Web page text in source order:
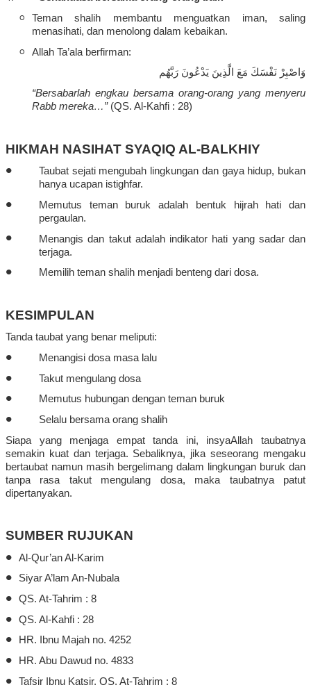
◦ Temanshalih membantu menguatkan iman,saling
menasihati, dan menolong dalam kebaikan.
◦ Allah Ta’ala berfirman:
وَاصْبِرْ نَفْسَكَ مَعَ الَّذِينَ يَدْعُونَ رَبَّهُم
“Bersabarlah engkau bersamaorang-orang yangmenyeru
Rabb mereka…” (QS. Al-Kahfi: 28)
HIKMAH NASIHAT SYAQIQ AL-BALKHIY
• Taubat sejati mengubah lingkungan dan gaya hidup, bukan
hanya ucapan istighfar.
• Memutus teman buruk adalah bentuk hijrah hati dan
pergaulan.
• Menangis dan takut adalah indikator hati yang sadardan
terjaga.
• Memilih teman shalih menjadi benteng dari dosa.
KESIMPULAN
Tandataubat yang benar meliputi:
• Menangisi dosa masa lalu
• Takut mengulang dosa
• Memutus hubungan dengan teman buruk
• Selalu bersama orang shalih
Siapa yang menjaga empat tanda ini, insyaAllah
taubatnya
semakin kuatdan terjaga. Sebaliknya, jika seseorang mengaku
bertaubat namun masih bergelimang dalam lingkungan buruk dan
tanpa rasa takut mengulang dosa, maka taubatnya
patut
dipertanyakan.
SUMBER RUJUKAN
• Al-Qur’an Al-Karim
• SiyarA’lam An-Nubala
• QS. At-Tahrim : 8
• QS. Al-Kahfi: 28
• HR. Ibnu Majah no. 4252
• HR. Abu Dawud no. 4833
Tafsir Ibnu Katsir, QS. At-Tahrim : 8